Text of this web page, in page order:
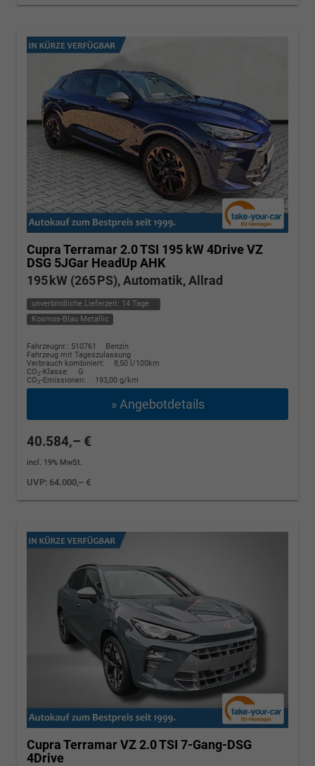
Cupra Terramar2.0 TSI 195 kW 4Drive VZ
DSG 5JGar HeadUp AHK
195 kW (265 PS), Automatik, Allrad
unverbindliche Lieferzeit: 14 Tage
Kosmos-Blau Metallic
Fahrzeugnr.: 510761
Benzin
Fahrzeug mit Tageszulassung
Verbrauch kombiniert:
8,50 l/100km
CO2-Klasse:
G
CO2-Emissionen: 193,00 g/km
» Angebotdetails
40.584,– €
incl. 19% MwSt.
UVP: 64.000,– €
Cupra TerramarVZ 2.0 TSI 7-Gang-DSG
4Drive